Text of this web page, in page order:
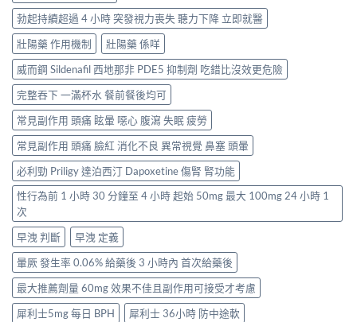
勃起持續超過 4 小時 突發視力喪失 聽力下降 立即就醫
壯陽藥 作用機制
壯陽藥 係咩
威而鋼 Sildenafil 西地那非 PDE5 抑制劑 吃錯比沒效更危險
完整吞下 一滿杯水 餐前餐後均可
常見副作用 頭痛 眩暈 噁心 腹瀉 失眠 疲勞
常見副作用 頭痛 臉紅 消化不良 異常視覺 鼻塞 頭暈
必利勁 Priligy 達泊西汀 Dapoxetine 傷腎 腎功能
性行為前 1 小時 30 分鐘至 4 小時 起始 50mg 最大 100mg 24 小時 1
次
早洩 判斷
早洩 定義
暈厥 發生率 0.06% 給藥後 3 小時內 首次給藥後
最大推薦劑量 60mg 效果不佳且副作用可接受才考慮
犀利士5mg 每日 BPH
犀利士 36小時 防中途軟